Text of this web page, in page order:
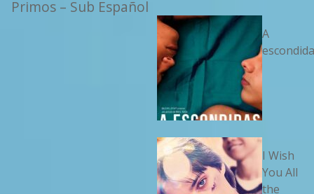
Primos – Sub Español
A
I Wish
You All
the